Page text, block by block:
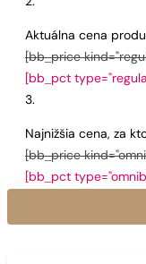
Aktuálna cena
[bb_price
[bb_pct
Najnižšia cena, za
[bb_price
[bb_pct